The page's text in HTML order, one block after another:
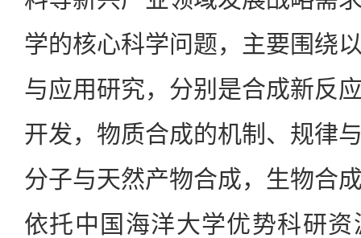
学的核心科学问题，主要围绕
与应用研究，分别是合成新反
开发，物质合成的机制、规律
分子与天然产物合成，生物合
依托中国海洋大学优势科研